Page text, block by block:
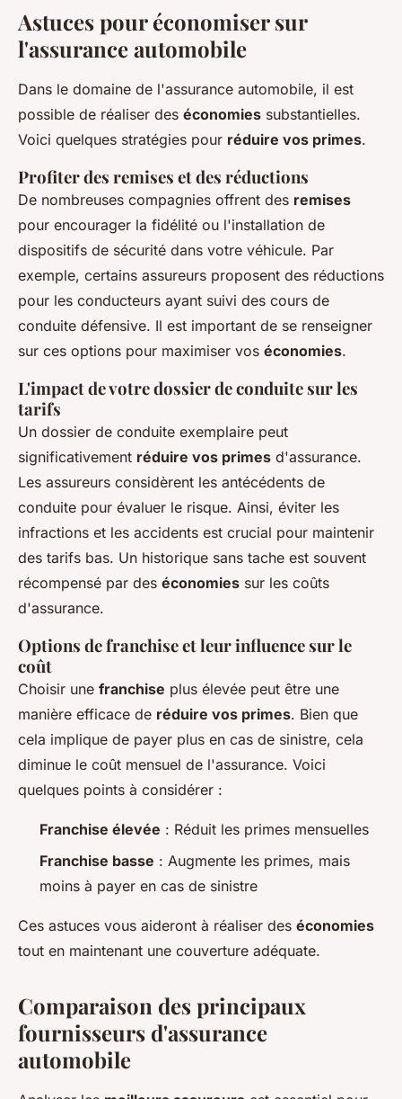
Astuces pour économiser sur
l'assurance automobile
Dans le domaine de l'assurance automobile, il est
possible de réaliser des économies substantielles.
Voici quelques stratégies pour réduire vos primes.
Profiter des remises et des réductions
De nombreuses compagnies offrent des remises
pour encourager la fidélité ou l'installation de
dispositifs de sécurité dans votre véhicule. Par
exemple, certains assureurs proposent des réductions
pour les conducteurs ayant suivi des cours de
conduite défensive. Il est important de se renseigner
sur ces options pour maximiser vos économies.
L'impact de votre dossier de conduite sur les
tarifs
Un dossier de conduite exemplaire peut
significativement réduire vos primes d'assurance.
Les assureurs considèrent les antécédents de
conduite pour évaluer le risque. Ainsi, éviter les
infractions et les accidents est crucial pour maintenir
des tarifs bas. Un historique sans tache est souvent
récompensé par des économies sur les coûts
d'assurance.
Options de franchise et leur influence sur le
coût
Choisir une franchise plus élevée peut être une
manière efficace de réduire vos primes. Bien que
cela implique de payer plus en cas de sinistre, cela
diminue le coût mensuel de l'assurance. Voici
quelques points à considérer :
Franchise élevée : Réduit les primes mensuelles
Franchise basse : Augmente les primes, mais
moins à payer en cas de sinistre
Ces astuces vous aideront à réaliser des économies
tout en maintenant une couverture adéquate.
Comparaison des principaux
fournisseurs d'assurance
automobile